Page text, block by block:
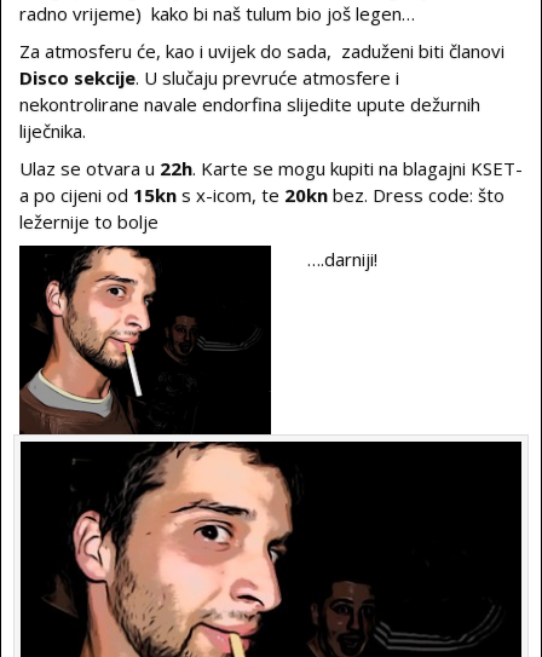
radno vrijeme) kako bi naš tulum bio još legen…
Za atmosferu će, kao i uvijek do sada, zaduženi biti članovi
Disco sekcije. U slučaju prevruće atmosfere i
nekontrolirane navale endorfina slijedite upute dežurnih
liječnika.
Ulaz se otvara u 22h. Karte se mogu kupiti na blagajni KSET-
a po cijeni od 15kn s x-icom, te 20kn bez. Dress code: što
ležernije to bolje
….darniji!